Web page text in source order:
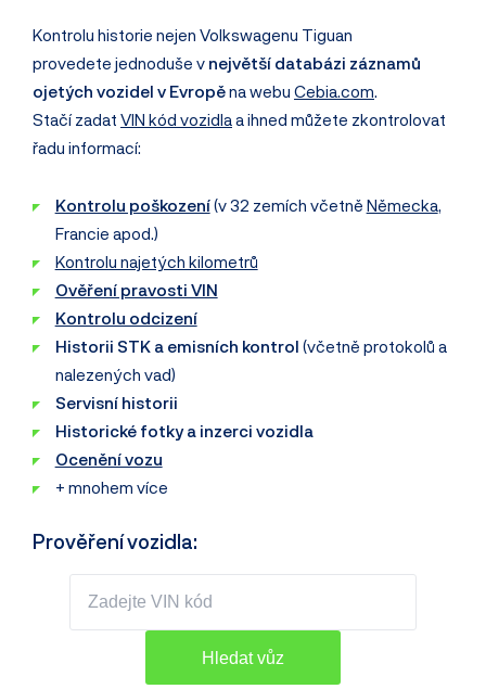
Kontrolu historie nejen Volkswagenu Tiguan
provedete jednoduše v největší databázi záznamů
ojetých vozidel v Evropěna webu Cebia.com.
Stačí zadat VIN kód vozidlaa ihned můžete zkontrolovat
řadu informací:
Kontrolu poškození(v 32 zemích včetně Německa
Francie apod.)
Kontrolu najetých kilometrů
Ověření pravosti VIN
Kontrolu odcizení
Historii STK a emisních kontrol (včetně protokolů a
nalezených vad)
Servisní historii
Historické fotky a inzerci vozidla
Ocenění vozu
+ mnohem více
Prověření vozidla: